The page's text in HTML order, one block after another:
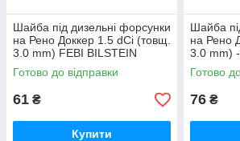
Шайба під дизельні форсунки
на Рено Доккер 1.5 dCi (товщ.
3.0 mm) FEBI BILSTEIN
(Німеччина) 30253
Готово до відправки
61 ₴
Купити
Шайба
на Рено
3.0 mm)
40-
Готово
76 ₴